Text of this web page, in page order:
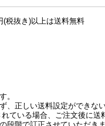
税抜き)以上は送料無料
。
正しい送料設定ができない
いる場合、ご注文後に送